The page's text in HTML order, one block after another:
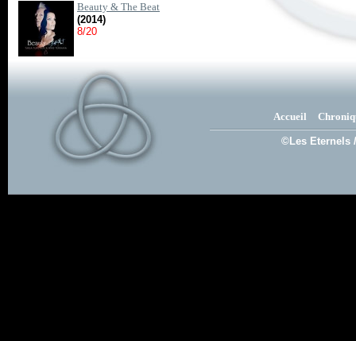
Beauty & The Beat
(2014)
8/20
Accueil
©Les Eternels